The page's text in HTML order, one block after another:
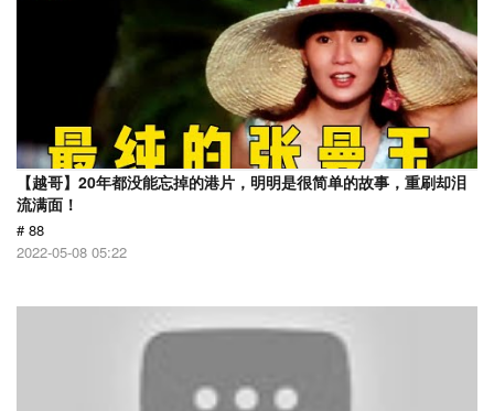
【越哥】20年都没能忘掉的港片，明明是很简单的故事，重刷却泪
流满面！
# 88
2022-05-08 05:22